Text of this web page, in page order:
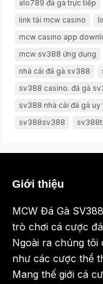
alo789 đá gà trực tiếp
link tải mcw casino
mcw casino app
mcw sv388 ứng dụng
nhà cái đá gà sv388
sv388 casino. đá gà
sv388 nhà cái đá gà uy
sv388sv388
Giới thiệu
MCW Đá Gà
trò chơi cá cược
Ngoài ra chúng
như các cược thể
Mang thế giới cá